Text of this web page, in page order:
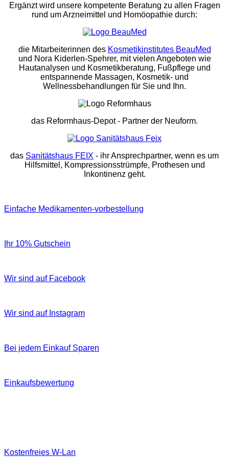
Ergänzt wird unsere kompetente Beratung zu allen Fragen
rund um Arzneimittel und Homöopathie durch:
die Mitarbeiterinnen des Kosmetikinstitutes BeauMed
und Nora Kiderlen-Spehrer, mit vielen Angeboten wie
Hautanalysen und Kosmetikberatung, Fußpflege und
entspannende Massagen, Kosmetik- und
Wellnessbehandlungen für Sie und Ihn.
das Reformhaus-Depot- Partner der Neuform.
das Sanitätshaus FEIX - ihr Ansprechpartner, wenn es um
Hilfsmittel, Kompressionsstrümpfe, Prothesen und
Inkontinenz geht.
Einfache Medikamenten-vorbestellung
Ihr 10% Gutschein
Wir sind auf Facebook
Wir sind auf Instagram
Bei jedem Einkauf Sparen
Einkaufsbewertung
Kostenfreies W‐Lan